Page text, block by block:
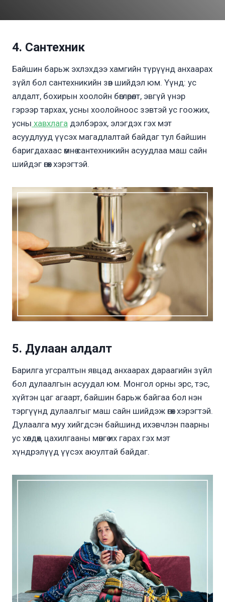
4. Сантехник
Байшин барьж эхлэхдээ хамгийн түрүүнд анхаарах
зүйл бол сантехникийн зөв шийдэл юм. Үүнд: ус
алдалт, бохирын хоолойн бөглөрөлт, эвгүй үнэр
гэрээр тархах, усны хоолойноос зэвтэй ус гоожих,
усны хавхлага дэлбэрэх, элэгдэх гэх мэт
асуудлууд үүсэх магадлалтай байдаг тул байшин
баригдахаас өмнө сантехникийн асуудлаа маш сайн
шийдэг өгөх хэрэгтэй.
5. Дулаан алдалт
Барилга угсралтын явцад анхаарах дараагийн зүйл
бол дулаалгын асуудал юм. Монгол орны эрс, тэс,
хүйтэн цаг агаарт, байшин барьж байгаа бол нэн
тэргүүнд дулаалгыг маш сайн шийдэж өгөх хэрэгтэй.
Дулаалга муу хийгдсэн байшинд ихэвчлэн паарны
ус хөлдөх, цахилгааны мөнгө их гарах гэх мэт
хүндрэлүүд үүсэх аюултай байдаг.